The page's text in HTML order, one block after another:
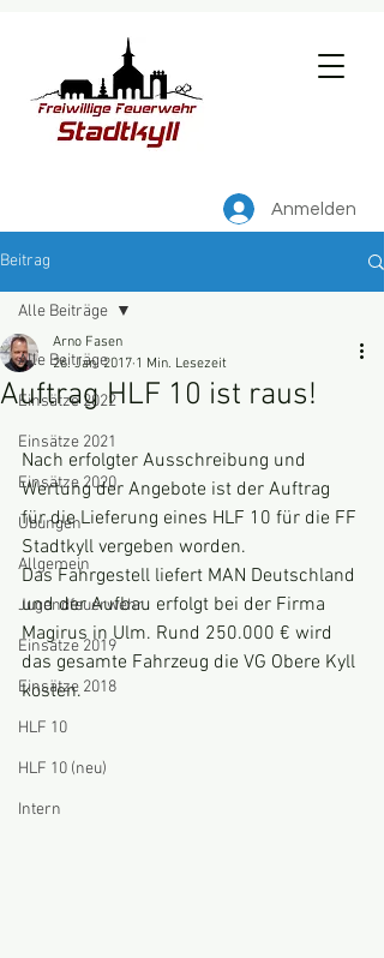
Anmelden
Beitrag
Alle Beiträge
Einsätze 2022
Einsätze 2021
Einsätze 2020
Übungen
Allgemein
Jugendfeuerwehr
Einsätze 2019
Einsätze 2018
HLF 10
HLF 10 (neu)
Intern
Alle Beiträge
Auftrag HLF 10 ist raus!
Arno Fasen
26. Jan. 2017 1 Min. Lesezeit
Nach erfolgter Ausschreibung und
Wertung der Angebote ist der Auftrag
für die Lieferung eines HLF 10 für die FF
Stadtkyll vergeben worden.
Das Fahrgestell liefert MAN Deutschland
und der Aufbau erfolgt bei der Firma
Magirus in Ulm. Rund 250.000 € wird
das gesamte Fahrzeug die VG Obere Kyll
kosten.